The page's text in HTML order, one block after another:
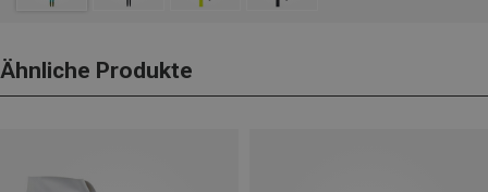
Ähnliche Produkte